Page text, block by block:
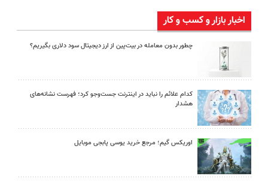
اخبار بازار و کسب و کار
چطور بدون معامله در بیت‌پین از ارز دیجیتال سود دلاری بگیریم؟
کدام علائم را نباید در اینترنت جست‌وجو کرد؛ فهرست نشانه‌های
هشدار
اوریکس گیم؛ مرجع خرید یوسی پابجی موبایل